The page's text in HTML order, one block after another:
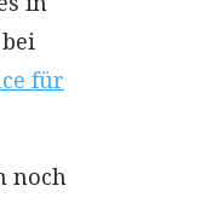
für
noch